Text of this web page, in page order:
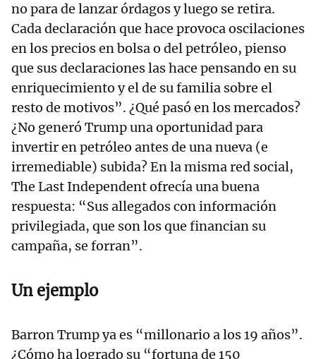
no para de lanzar órdagos y luego se retira.
Cada declaración que hace provoca oscilaciones
en los precios en bolsa o del petróleo, pienso
que sus declaraciones las hace pensando en su
enriquecimiento y el de su familia sobre el
resto de motivos”. ¿Qué pasó en los mercados?
¿No generó Trump una oportunidad para
invertir en petróleo antes de una nueva (e
irremediable) subida? En la misma red social,
The Last Independent ofrecía una buena
respuesta: “Sus allegados con información
privilegiada, que son los que financian su
campaña, se forran”.
Un ejemplo
Barron Trump ya es “millonario a los 19 años”.
¿Cómo ha logrado su “fortuna de 150